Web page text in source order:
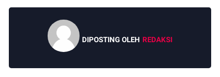
DIPOSTING OLEH REDAKSI